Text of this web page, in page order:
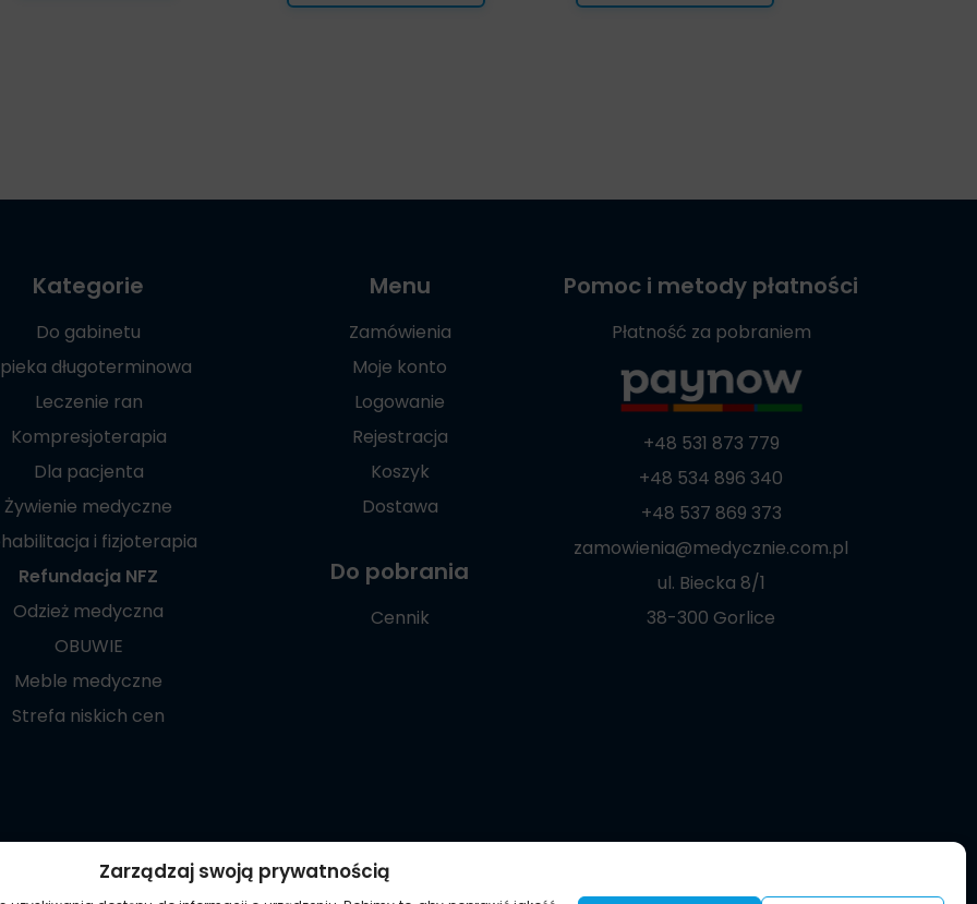
Zarządzaj swoją prywatnością
Kategorie
Do gabinetu
długoterminowa
Leczenie ran
Kompresjoterapia
Dla pacjenta
Żywienie medyczne
i fizjoterapia
Refundacja NFZ
Odzież medyczna
OBUWIE
Meble medyczne
Strefa niskich cen
Menu
Zamówienia
Moje konto
Logowanie
Rejestracja
Koszyk
Dostawa
Do pobrania
Cennik
Pomoc i metody płatności
Płatność za pobraniem
+48 531 873 779
+48 534 896 340
+48 537 869 373
zamowienia@medycznie.com.pl
ul. Biecka 8/1
38-300 Gorlice
Poznaj naszą
aplikację mobilną: